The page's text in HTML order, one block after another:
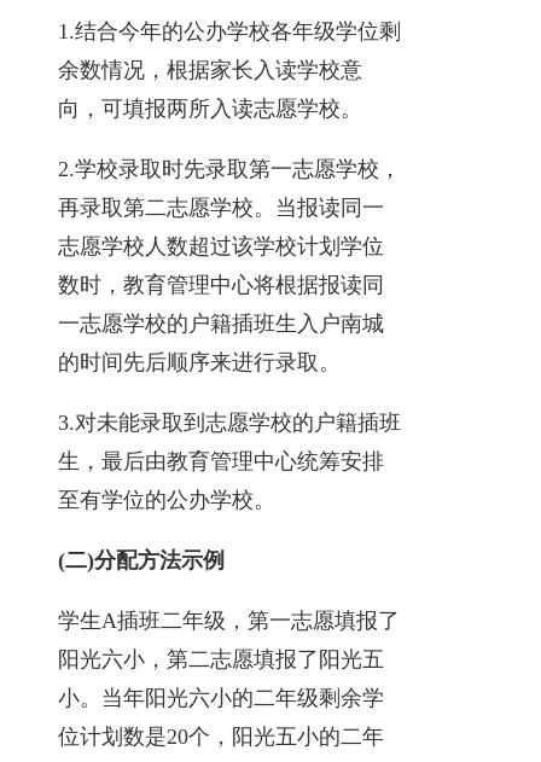
1.结合今年的公办学校各年级学位剩
余数情况，根据家长入读学校意
向，可填报两所入读志愿学校。
2.学校录取时先录取第一志愿学校，
再录取第二志愿学校。当报读同一
志愿学校人数超过该学校计划学位
数时，教育管理中心将根据报读同
一志愿学校的户籍插班生入户南城
的时间先后顺序来进行录取。
3.对未能录取到志愿学校的户籍插班
生，最后由教育管理中心统筹安排
至有学位的公办学校。
(二)分配方法示例
学生A插班二年级，第一志愿填报了
阳光六小，第二志愿填报了阳光五
小。当年阳光六小的二年级剩余学
位计划数是20个，阳光五小的二年